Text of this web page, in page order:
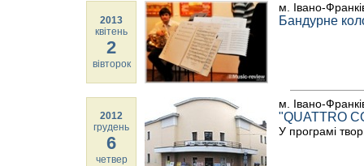
2013
квітень
2
вівторок
м. Івано-
Бандурне
2012
грудень
6
четвер
м. Івано-
"QUATTRO
У програмі